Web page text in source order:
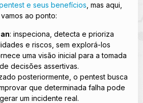
e seus benefícios, mas aqui,
vamos ao ponto:
: inspeciona, detecta e prioriza
e riscos, sem explorá-los
uma visão inicial para a tomada
de decisões assertivas.
posteriormente, o pentest busca
que determinada falha pode
gerar um incidente real.